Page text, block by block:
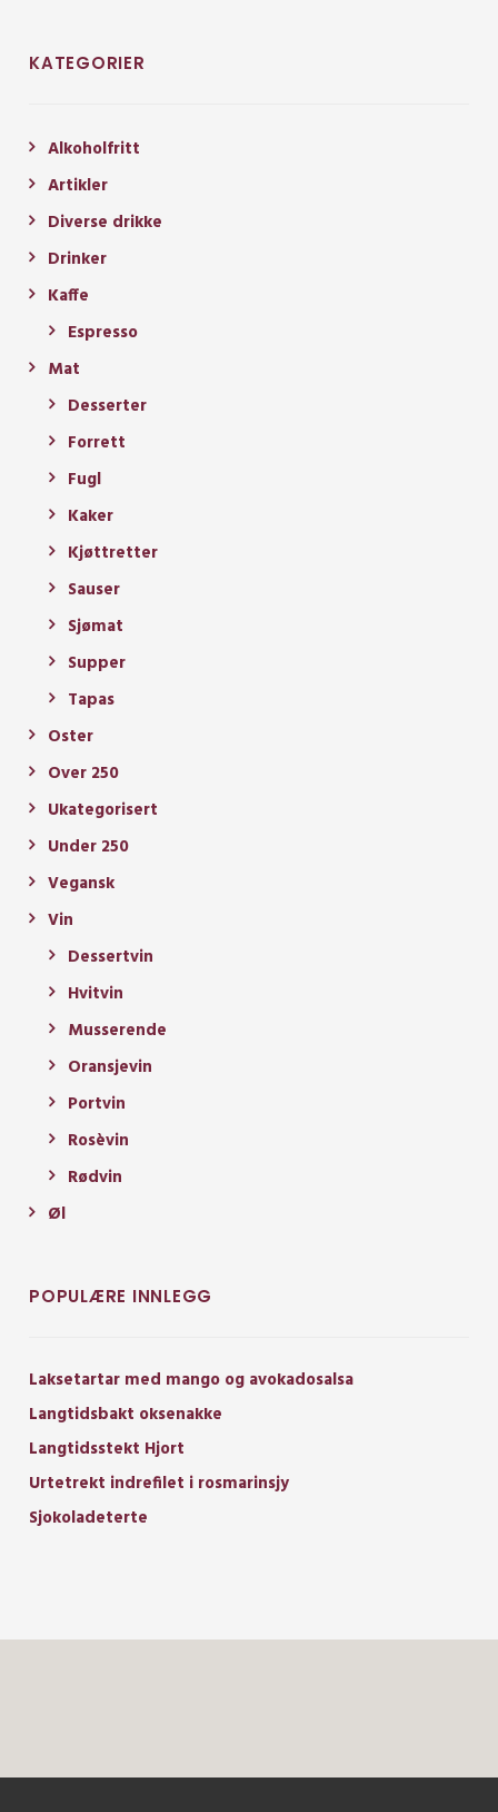
KATEGORIER
Alkoholfritt
Artikler
Diverse drikke
Drinker
Kaffe
Espresso
Mat
Desserter
Forrett
Fugl
Kaker
Kjøttretter
Sauser
Sjømat
Supper
Tapas
Oster
Over 250
Ukategorisert
Under 250
Vegansk
Vin
Dessertvin
Hvitvin
Musserende
Oransjevin
Portvin
Rosèvin
Rødvin
Øl
POPULÆRE INNLEGG
Laksetartar med mango og avokadosalsa
Langtidsbakt oksenakke
Langtidsstekt Hjort
Urtetrekt indrefilet i rosmarinsjy
Sjokoladeterte